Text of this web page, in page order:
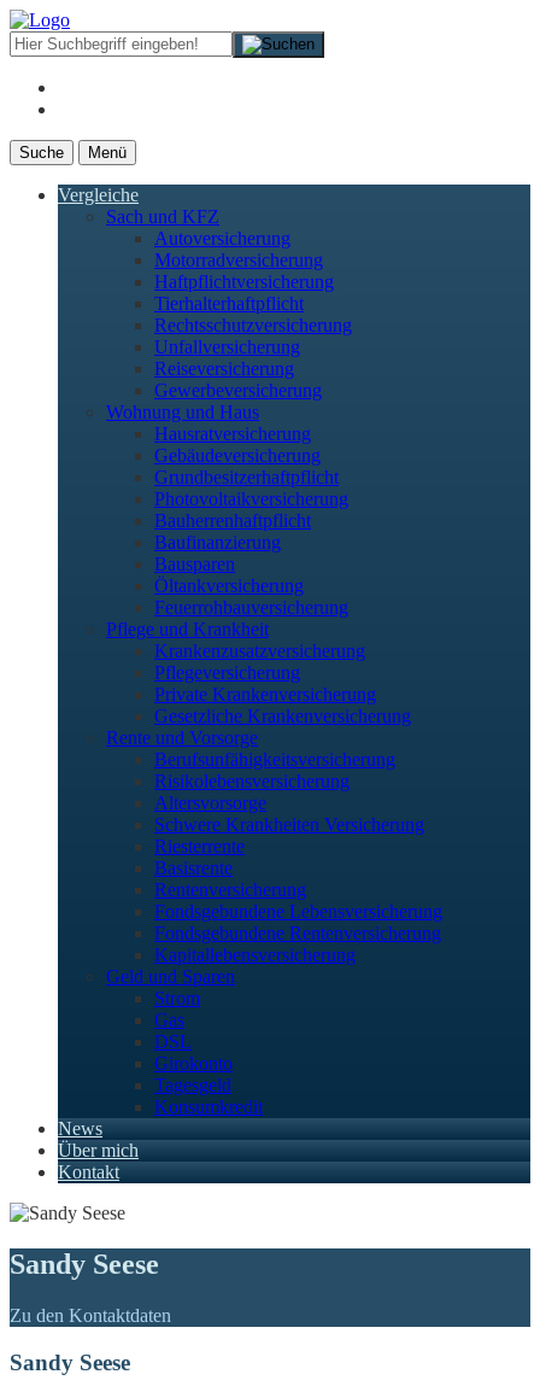
Suche Menü
Vergleiche
Sach und KFZ
Autoversicherung
Motorradversicherung
Haftpflichtversicherung
Tierhalterhaftpflicht
Rechtsschutzversicherung
Unfallversicherung
Reiseversicherung
Gewerbeversicherung
Wohnung und Haus
Hausratversicherung
Gebäudeversicherung
Grundbesitzerhaftpflicht
Photovoltaikversicherung
Bauherrenhaftpflicht
Baufinanzierung
Bausparen
Öltankversicherung
Feuerrohbauversicherung
Pflege und Krankheit
Krankenzusatzversicherung
Pflegeversicherung
Private Krankenversicherung
Gesetzliche Krankenversicherung
Rente und Vorsorge
Berufs­unfähigkeitsversicherung
Risikolebensversicherung
Altersvorsorge
Schwere Krankheiten Versicherung
Riesterrente
Basisrente
Rentenversicherung
Fondsgebundene Lebensversicherung
Fondsgebundene Rentenversicherung
Kapitallebensversicherung
Geld und Sparen
Strom
Gas
DSL
Girokonto
Tagesgeld
Konsumkredit
News
Über mich
Kontakt
Sandy Seese
Zu den Kontaktdaten
Sandy Seese